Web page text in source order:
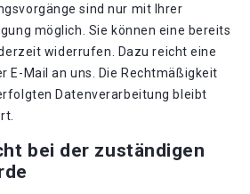
sind nur mit Ihrer
möglich. Sie können eine bereits
widerrufen. Dazu reicht eine
E-Mail an uns. Die Rechtmäßigkeit
Datenverarbeitung bleibt
bei der zuständigen